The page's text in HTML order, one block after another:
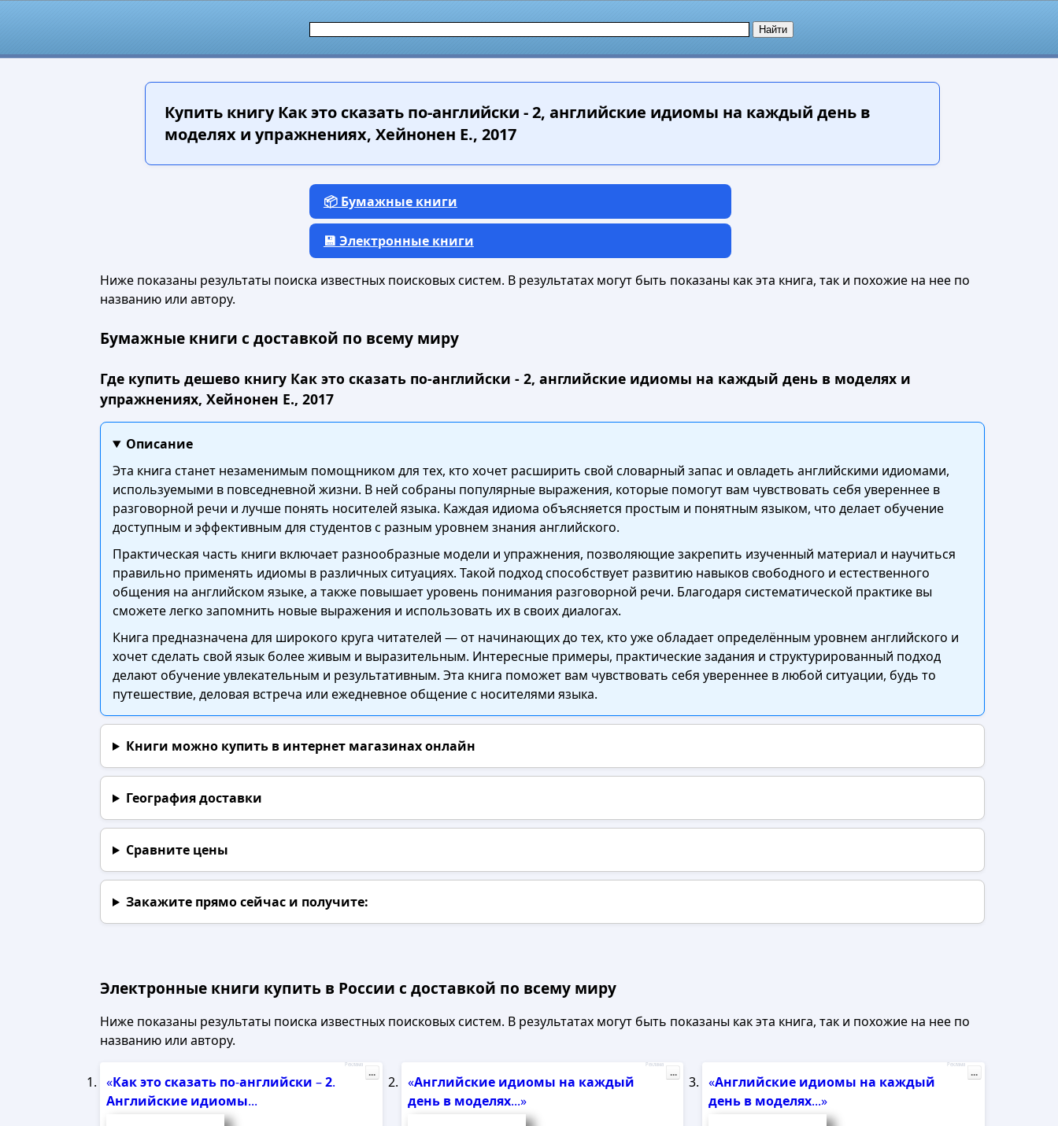
Купить книгуКак это сказать по-английски - 2, английские идиомы на каждый день в
моделях и упражнениях, Хейнонен Е., 2017
📦 Бумажные книги
💾 Электронные книги
Ниже показаны результаты поиска известных поисковых систем. В результатах могут быть показаны как эта книга, так и похожие на нее по
названию или автору.
Бумажные книги с доставкой по всему миру
Где купить дешево книгу Как это сказать по-английски - 2, английские идиомы на каждый день в моделях и
упражнениях, Хейнонен Е., 2017
Описание
Эта книга станет незаменимым помощником для тех, кто хочет расширить свой словарный запас и овладеть английскими идиомами,
используемыми в повседневной жизни. В ней собраны популярные выражения, которые помогут вам чувствовать себя увереннее в
разговорной речи и лучше понять носителей языка. Каждая идиома объясняется простым и понятным языком, что делает обучение
доступным и эффективным для студентов с разным уровнем знания английского.
Практическая часть книги включает разнообразные модели и упражнения, позволяющие закрепить изученный материал и научиться
правильно применять идиомы в различных ситуациях. Такой подход способствует развитию навыков свободного и естественного
общения на английском языке, а также повышает уровень понимания разговорной речи. Благодаря систематической практике вы
сможете легко запомнить новые выражения и использовать их в своих диалогах.
Книга предназначена для широкого круга читателей — от начинающих до тех, кто уже обладает определённым уровнем английского и
хочет сделать свой язык более живым и выразительным. Интересные примеры, практические задания и структурированный подход
делают обучение увлекательным и результативным. Эта книга поможет вам чувствовать себя увереннее в любой ситуации, будь то
путешествие, деловая встреча или ежедневное общение с носителями языка.
Книги можно купить в интернет магазинах онлайн
География доставки
Сравните цены
Закажите прямо сейчаси получите:
Электронные книги купить в России с доставкой по всему миру
Ниже показаны результаты поиска известных поисковых систем. В результатах могут быть показаны как эта книга, так и похожие на нее по
названию или автору.
«Какэтосказать по-английски –2.
Английские идиомы...
Реклама
...
«Английские идиомы на каждый
день в моделях...»
Реклама
...
«Английские идиомы на каждый
день в моделях...»
Реклама
...